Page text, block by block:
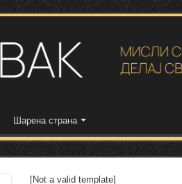
Шарена страна
[Not a valid template]